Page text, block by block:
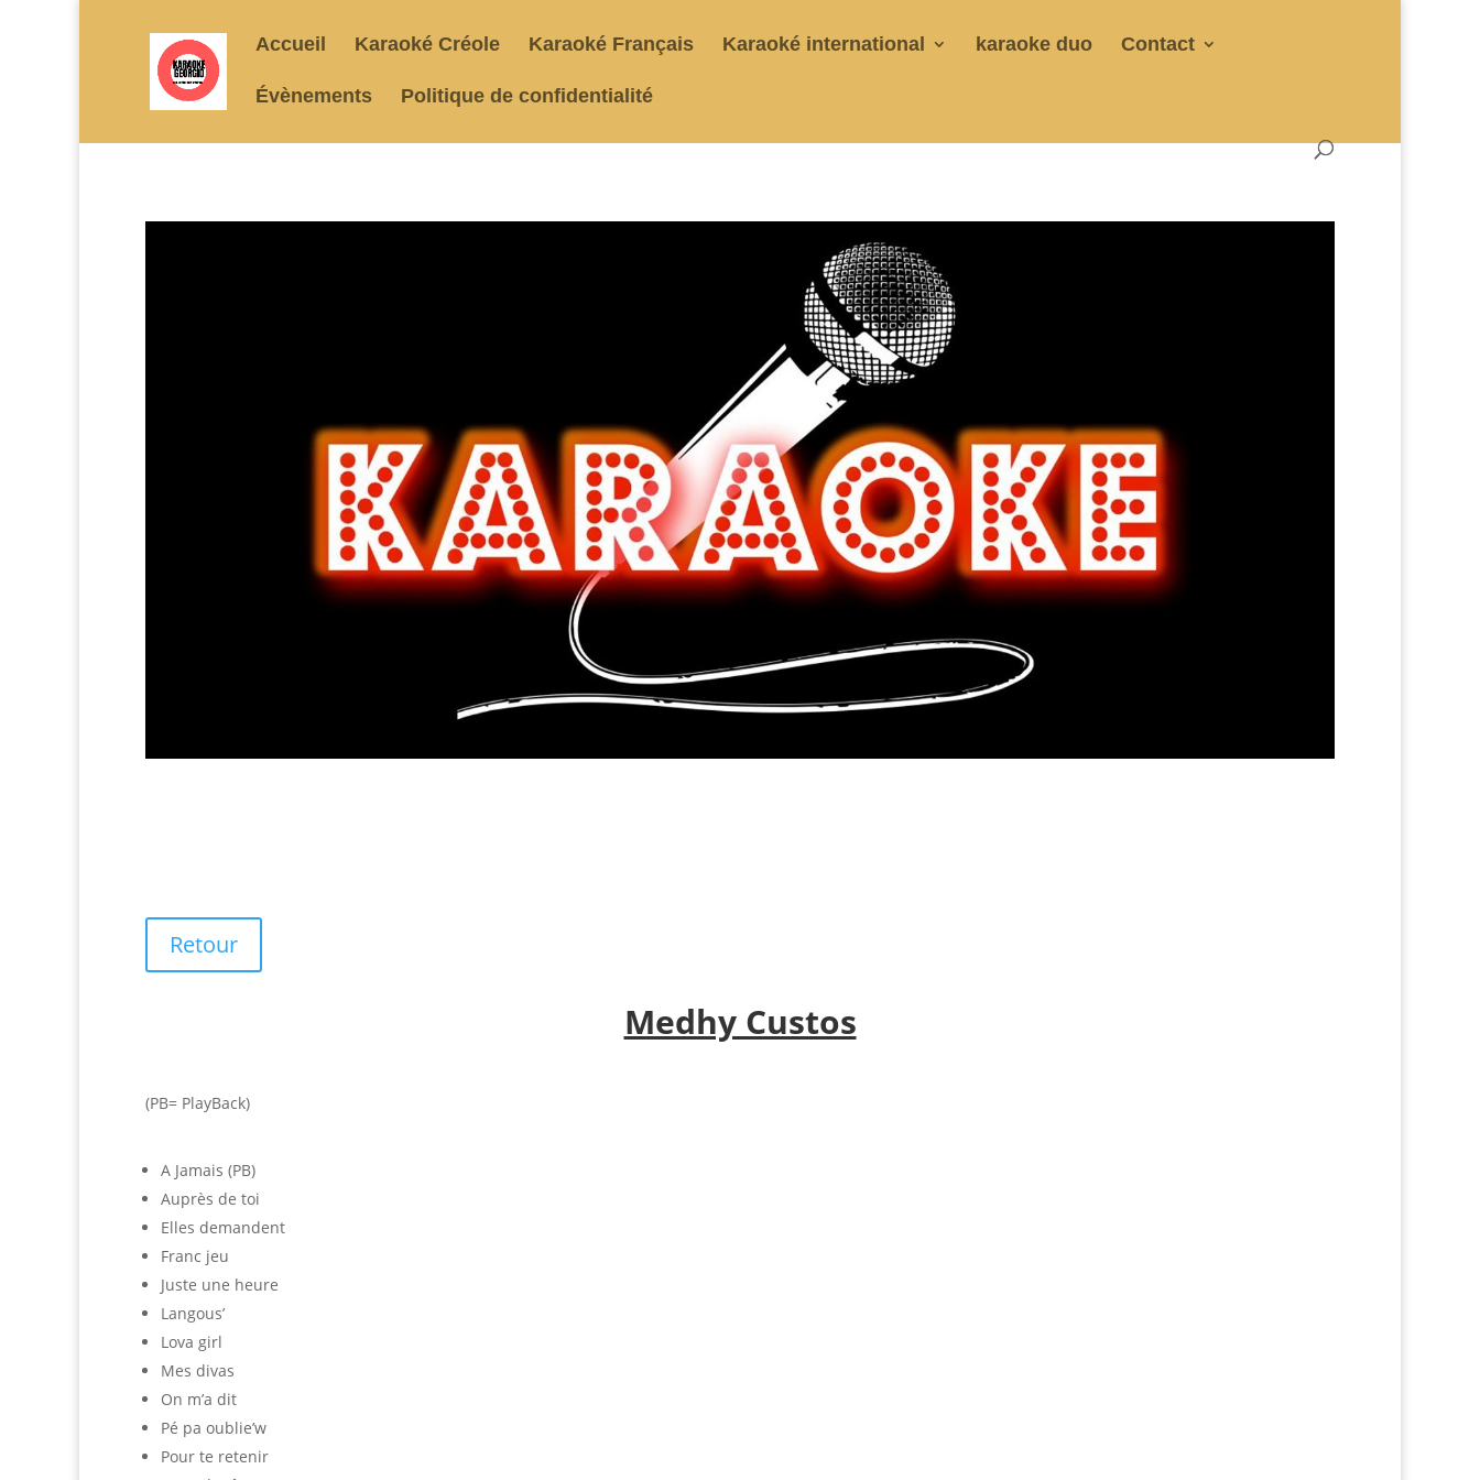
Accueil Karaoké Créole Karaoké Français Karaoké international karaoke duo Contact
Évènements Politique de confidentialité
Retour
Medhy Custos
(PB= PlayBack)
A Jamais (PB)
Auprès de toi
Elles demandent
Franc jeu
Juste une heure
Langous’
Lova girl
Mes divas
On m’a dit
Pé pa oublie’w
Pour te retenir